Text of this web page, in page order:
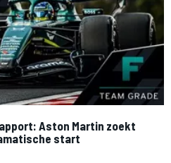
Aston Martin zoekt
start